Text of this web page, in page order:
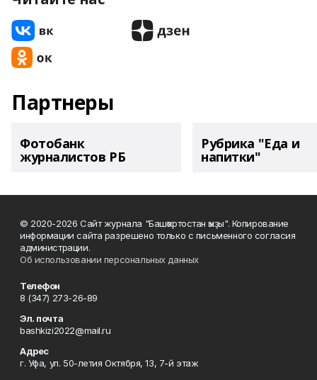
Партнеры
Фотобанк
журналистов РБ
Рубрика "Еда и
напитки"
© 2020-2026 Сайт журнала "Башҡортостан ҡыҙы". Копирование
информации сайта разрешено только с письменного согласия
администрации.
Об использовании персональных данных
Телефон
8 (347) 273-26-89
Эл. почта
bashkizi2022@mail.ru
Адрес
г. Уфа, ул. 50-летия Октября, 13, 7-й этаж